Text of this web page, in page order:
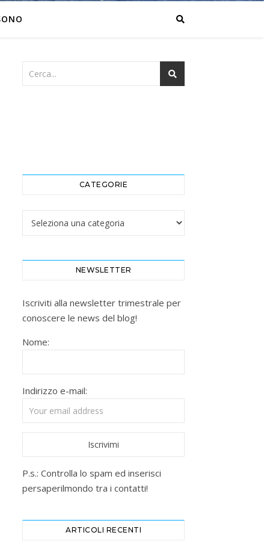
CATEGORIE
Categorie
NEWSLETTER
Iscriviti alla newsletter trimestrale per
conoscere le news del blog!
Nome:
Indirizzo e-mail:
P.s.: Controlla lo spam ed inserisci
persaperilmondo tra i contatti!
ARTICOLI RECENTI